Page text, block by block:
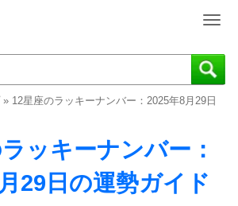
T
g
g
e
» 12星座のラッキーナンバー：2025年8月29日
ッキーナンバー：
29日の運勢ガイド